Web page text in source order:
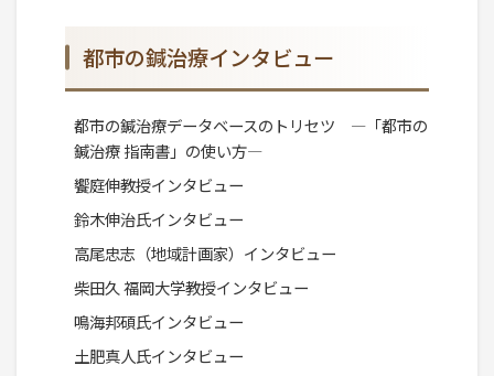
都市の鍼治療インタビュー
都市の鍼治療データベースのトリセツ ―「都市の
鍼治療 指南書」の使い方―
饗庭伸教授インタビュー
鈴木伸治氏インタビュー
高尾忠志（地域計画家）インタビュー
柴田久 福岡大学教授インタビュー
鳴海邦碩氏インタビュー
土肥真人氏インタビュー